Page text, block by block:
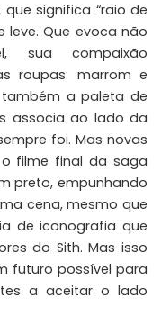
significa “raio de
leve. Que evoca não
sua compaixão
roupas: marrom e
a paleta de
associa ao lado da
foi. Mas novas
o filme final da saga
preto, empunhando
cena, mesmo que
de iconografia que
do Sith. Mas isso
futuro possível para
a aceitar o lado